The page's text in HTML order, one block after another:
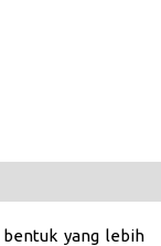
yang lebih